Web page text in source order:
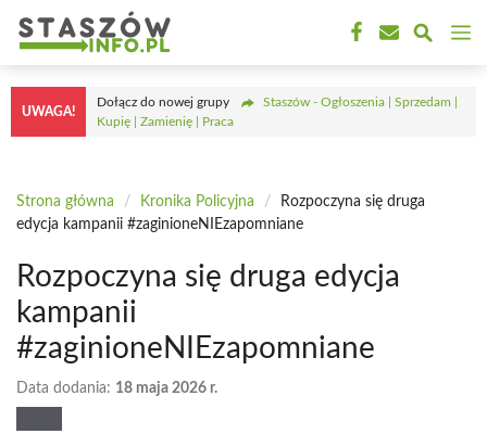
treści
UWAGA!
Dołącz do nowej grupy
Staszów - Ogłoszenia | Sprzedam |
Kupię | Zamienię | Praca
Strona główna / Kronika Policyjna /
Rozpoczyna się druga
edycja kampanii #zaginioneNIEzapomniane
Rozpoczyna się druga edycja
kampanii
#zaginioneNIEzapomniane
Data dodania: 18 maja 2026 r.